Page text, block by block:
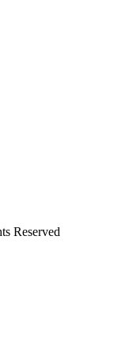
Reserved